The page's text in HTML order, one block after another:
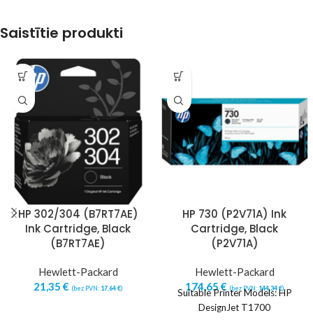
Saistītie produkti
HP 302/304 (B7RT7AE)
Ink Cartridge, Black
(B7RT7AE)
Hewlett-Packard
21,35 € (bez PVN: 17,64€)
HP 730 (P2V71A) Ink
Cartridge, Black
(P2V71A)
Hewlett-Packard
174,65 € (bez PVN: 144,34€)
Suitable Printer Models: HP
DesignJet T1700